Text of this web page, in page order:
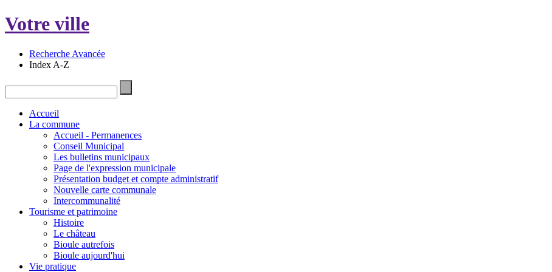
Votre ville
Recherche Avancée
Index A-Z
Accueil
La commune
Accueil - Permanences
Conseil Municipal
Les bulletins municipaux
Page de l'expression municipale
Présentation budget et compte administratif
Nouvelle carte communale
Intercommunalité
Tourisme et patrimoine
Histoire
Le château
Bioule autrefois
Bioule aujourd'hui
Vie pratique